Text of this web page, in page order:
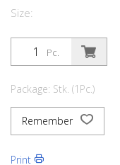
Size:
Pc.
Package: Stk. (1Pc.)
Remember
Print